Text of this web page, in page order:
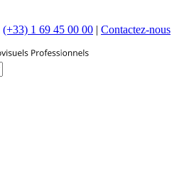
(+33) 1 69 45 00 00 | Contactez-nous